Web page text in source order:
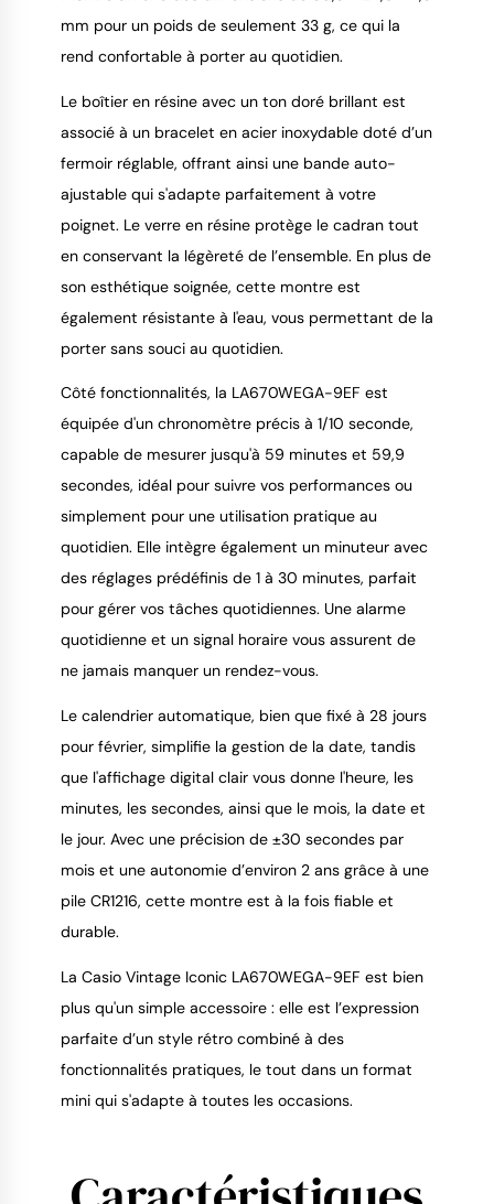
mm pour un poids de seulement 33 g, ce qui la
rend confortable à porter au quotidien.
Le boîtier en résine avec un ton doré brillant est
associé à un bracelet en acier inoxydable doté d’un
fermoir réglable, offrant ainsi une bande auto-
ajustable qui s'adapte parfaitement à votre
poignet. Le verre en résine protège le cadran tout
en conservant la légèreté de l’ensemble. En plus de
son esthétique soignée, cette montre est
également résistante à l'eau, vous permettant de la
porter sans souci au quotidien.
Côté fonctionnalités, la LA670WEGA-9EF est
équipée d'un chronomètre précis à 1/10 seconde,
capable de mesurer jusqu'à 59 minutes et 59,9
secondes, idéal pour suivre vos performances ou
simplement pour une utilisation pratique au
quotidien. Elle intègre également un minuteur avec
des réglages prédéfinis de 1 à 30 minutes, parfait
pour gérer vos tâches quotidiennes. Une alarme
quotidienne et un signal horaire vous assurent de
ne jamais manquer un rendez-vous.
Le calendrier automatique, bien que fixé à 28 jours
pour février, simplifie la gestion de la date, tandis
que l'affichage digital clair vous donne l'heure, les
minutes, les secondes, ainsi que le mois, la date et
le jour. Avec une précision de ±30 secondes par
mois et une autonomie d’environ 2 ans grâce à une
pile CR1216, cette montre est à la fois fiable et
durable.
La Casio Vintage Iconic LA670WEGA-9EF est bien
plus qu'un simple accessoire : elle est l’expression
parfaite d’un style rétro combiné à des
fonctionnalités pratiques, le tout dans un format
mini qui s'adapte à toutes les occasions.